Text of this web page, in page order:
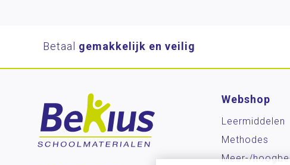
Betaal gemakkelijk en veilig
Webshop
Leermiddelen
Methodes
Meer-/